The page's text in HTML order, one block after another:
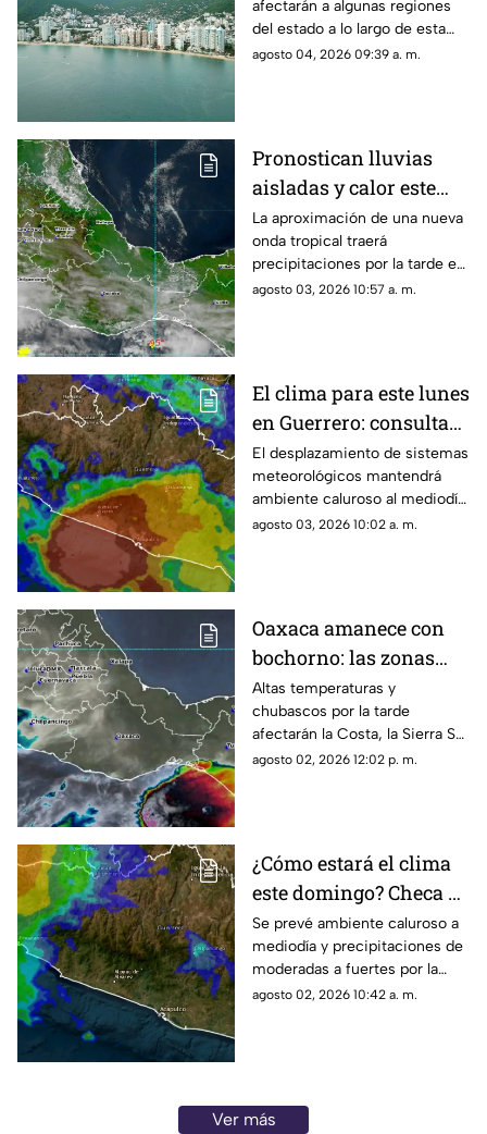
afectarán a algunas regiones
del estado a lo largo de esta
jornada.
agosto 04, 2026 09:39 a. m.
Pronostican lluvias
aisladas y calor este
inicio de semana en
Oaxaca
La aproximación de una nueva
onda tropical traerá
precipitaciones por la tarde en
algunas zonas del estado.
agosto 03, 2026 10:57 a. m.
El clima para este lunes
en Guerrero: consulta
aquí el reporte de hoy
El desplazamiento de sistemas
meteorológicos mantendrá
ambiente caluroso al mediodía
y precipitaciones por la tarde.
agosto 03, 2026 10:02 a. m.
Oaxaca amanece con
bochorno: las zonas
que esperan lluvias y
calor
Altas temperaturas y
chubascos por la tarde
afectarán la Costa, la Sierra Sur
e Istmo durante la jornada.
agosto 02, 2026 12:02 p. m.
¿Cómo estará el clima
este domingo? Checa el
pronóstico para
Guerrero
Se prevé ambiente caluroso a
mediodía y precipitaciones de
moderadas a fuertes por la
tarde, acompañadas por
agosto 02, 2026 10:42 a. m.
Ver más